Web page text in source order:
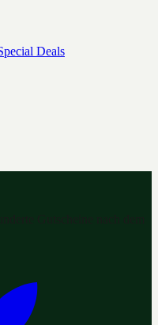
Deals